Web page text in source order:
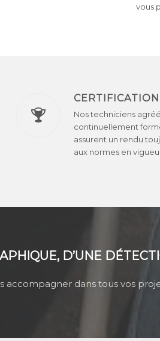
vous
CERTIFICATION
Nos techniciens
continuellement
assurent un rendu
aux normes en
D’UNE
accompagner dans tous vos